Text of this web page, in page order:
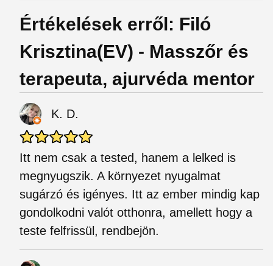
Értékelések erről: Filó
Krisztina(EV) - Masszőr és
terapeuta, ajurvéda mentor
K. D.
Itt nem csak a tested, hanem a lelked is
megnyugszik. A környezet nyugalmat
sugárzó és igényes. Itt az ember mindig kap
gondolkodni valót otthonra, amellett hogy a
teste felfrissül, rendbejön.